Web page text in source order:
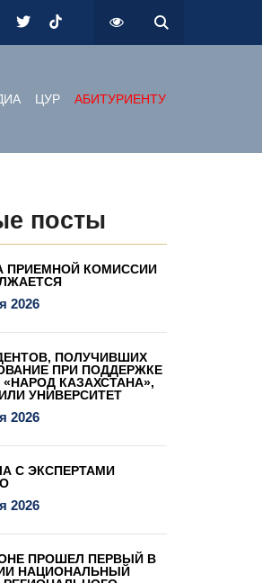
ЦУР АБИТУРИЕНТУ
посты
ПРИЕМНОЙ КОМИССИИ
2026
ПОЛУЧИВШИХ
ПРИ ПОДДЕРЖКЕ
КАЗАХСТАНА»,
УНИВЕРСИТЕТ
2026
С ЭКСПЕРТАМИ
2026
ПРОШЕЛ ПЕРВЫЙ В
НАЦИОНАЛЬНЫЙ